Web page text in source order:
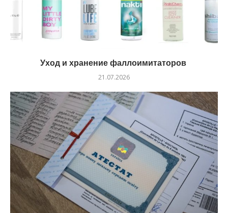
Уход и хранение фаллоимитаторов
21.07.2026